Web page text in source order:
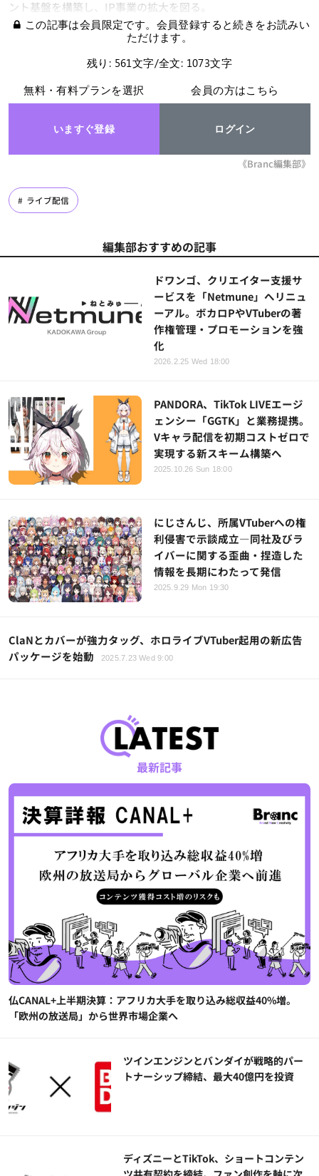
ント基盤を構築し、IP事業の拡大を図る。
この記事は会員限定です。会員登録すると続きをお読みい
ただけます。
残り: 561文字/全文: 1073文字
無料・有料プランを選択
いますぐ登録
会員の方はこちら
ログイン
《Branc編集部》
ライブ配信
編集部おすすめの記事
ドワンゴ、クリエイター支援サ
ービスを「Netmune」へリニュ
ーアル。ボカロPやVTuberの著
作権管理・プロモーションを強
化
2026.2.25 Wed 18:00
PANDORA、TikTok LIVEエージ
ェンシー「GGTK」と業務提携。
Vキャラ配信を初期コストゼロで
実現する新スキーム構築へ
2025.10.26 Sun 18:00
にじさんじ、所属VTuberへの権
利侵害で示談成立―同社及びラ
イバーに関する歪曲・捏造した
情報を長期にわたって発信
2025.9.29 Mon 19:30
ClaNとカバーが強力タッグ、ホロライブVTuber起用の新広告
パッケージを始動
2025.7.23 Wed 9:00
最新記事
仏CANAL+上半期決算：アフリカ大手を取り込み総収益40%増。
「欧州の放送局」から世界市場企業へ
ツインエンジンとバンダイが戦略的パー
トナーシップ締結、最大40億円を投資
ディズニーとTikTok、ショートコンテン